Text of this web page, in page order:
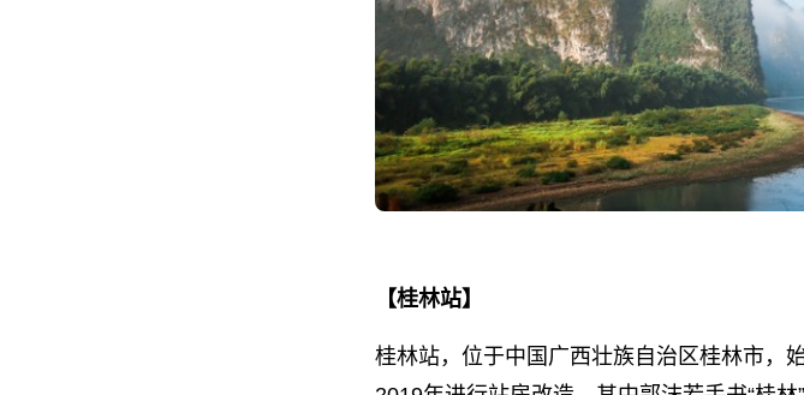
【桂林站】
桂林站，位于中国广西壮族自治区桂林市，